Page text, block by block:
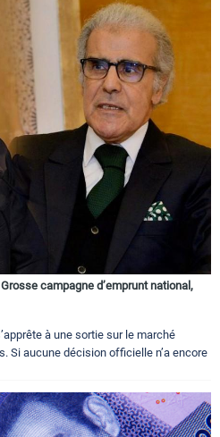
campagne d’emprunt national,
à une sortie sur le marché
Si aucune décision officielle n’a encore